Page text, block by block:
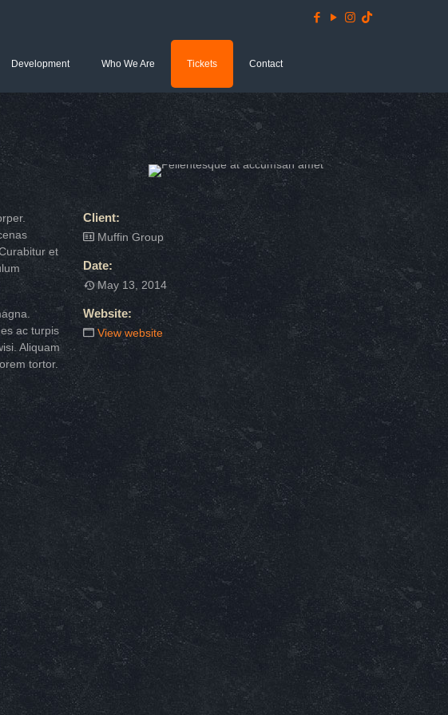
Development Who We Are Tickets Contact
et
ac turpis
Aliquam
tortor.
Client:
Muffin Group
Date:
May 13, 2014
Website:
View website